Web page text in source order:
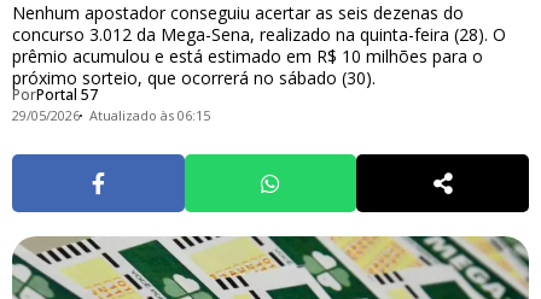
Nenhum apostador conseguiu acertar as seis dezenas do
concurso 3.012 da Mega-Sena, realizado na quinta-feira (28). O
prêmio acumulou e está estimado em R$ 10 milhões para o
próximo sorteio, que ocorrerá no sábado (30).
PorPortal 57
29/05/2026 Atualizado às 06:15